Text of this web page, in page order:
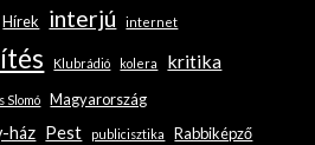
Hírek interjú internet
Klubrádió kolera kritika
Slomó Magyarország
ház Pest publicisztika
Rabbiképző